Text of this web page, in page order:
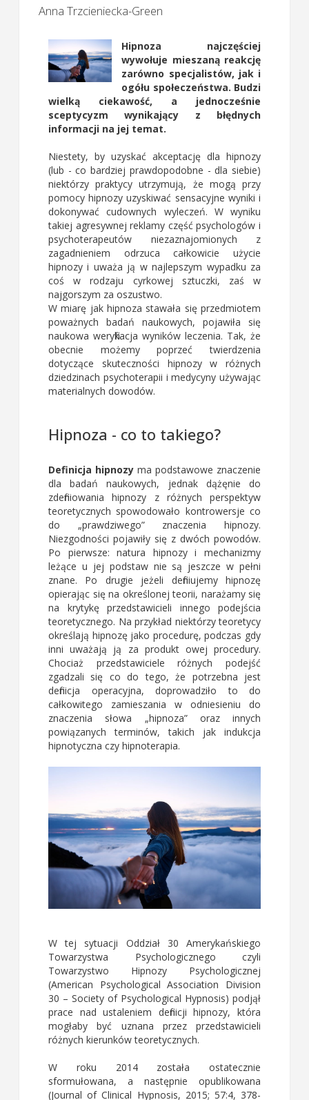
Anna Trzcieniecka-Green
Hipnoza najczęściej
wywołuje mieszaną reakcję
zarówno specjalistów, jak i
ogółu społeczeństwa. Budzi
wielką ciekawość, a jednocześnie
sceptycyzm wynikający z błędnych
informacji na jej temat.
Niestety, by uzyskać akceptację dla hipnozy
(lub - co bardziej prawdopodobne - dla siebie)
niektórzy praktycy utrzymują, że mogą przy
pomocy hipnozy uzyskiwać sensacyjne wyniki i
dokonywać cudownych wyleczeń. W wyniku
takiej agresywnej reklamy część psychologów i
psychoterapeutów niezaznajomionych z
zagadnieniem odrzuca całkowicie użycie
hipnozy i uważa ją w najlepszym wypadku za
coś w rodzaju cyrkowej sztuczki, zaś w
najgorszym za oszustwo.
W miarę jak hipnoza stawała się przedmiotem
poważnych badań naukowych, pojawiła się
naukowa weryfikacja wyników leczenia. Tak, że
obecnie możemy poprzeć twierdzenia
dotyczące skuteczności hipnozy w różnych
dziedzinach psychoterapii i medycyny używając
materialnych dowodów.
Hipnoza - co to takiego?
Definicja hipnozy ma podstawowe znaczenie
dla badań naukowych, jednak dążęnie do
zdefiniowania hipnozy z różnych perspektyw
teoretycznych spowodowało kontrowersje co
do „prawdziwego” znaczenia hipnozy.
Niezgodności pojawiły się z dwóch powodów.
Po pierwsze: natura hipnozy i mechanizmy
leżące u jej podstaw nie są jeszcze w pełni
znane. Po drugie jeżeli definiujemy hipnozę
opierając się na określonej teorii, narażamy się
na krytykę przedstawicieli innego podejścia
teoretycznego. Na przykład niektórzy teoretycy
określają hipnozę jako procedurę, podczas gdy
inni uważają ją za produkt owej procedury.
Chociaż przedstawiciele różnych podejść
zgadzali się co do tego, że potrzebna jest
definicja operacyjna, doprowadziło to do
całkowitego zamieszania w odniesieniu do
znaczenia słowa „hipnoza” oraz innych
powiązanych terminów, takich jak indukcja
hipnotyczna czy hipnoterapia.
W tej sytuacji Oddział 30 Amerykańskiego
Towarzystwa Psychologicznego czyli
Towarzystwo Hipnozy Psychologicznej
(American Psychological Association Division
30 – Society of Psychological Hypnosis) podjął
prace nad ustaleniem definicji hipnozy, która
mogłaby być uznana przez przedstawicieli
różnych kierunków teoretycznych.
W roku 2014 została ostatecznie
sformułowana, a następnie opublikowana
(Journal of Clinical Hypnosis, 2015; 57:4, 378-